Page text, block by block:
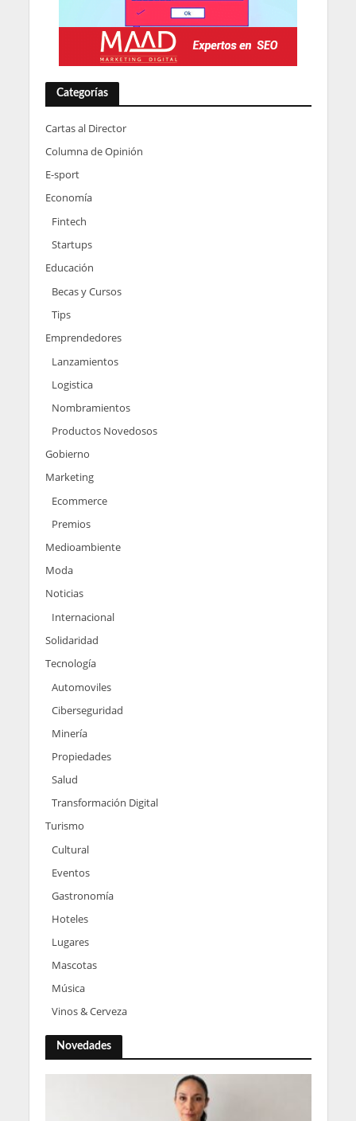
Categorías
Cartas al Director
Columna de Opinión
E-sport
Economía
Fintech
Startups
Educación
Becas y Cursos
Tips
Emprendedores
Lanzamientos
Logistica
Nombramientos
Productos Novedosos
Gobierno
Marketing
Ecommerce
Premios
Medioambiente
Moda
Noticias
Internacional
Solidaridad
Tecnología
Automoviles
Ciberseguridad
Minería
Propiedades
Salud
Transformación Digital
Turismo
Cultural
Eventos
Gastronomía
Hoteles
Lugares
Mascotas
Música
Vinos & Cerveza
Novedades